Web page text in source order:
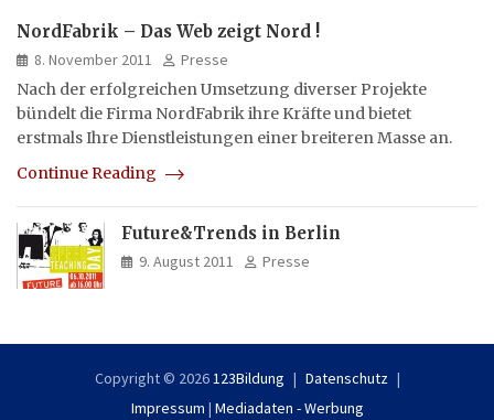
NordFabrik – Das Web zeigt Nord !
8. November 2011
Presse
Nach der erfolgreichen Umsetzung diverser Projekte
bündelt die Firma NordFabrik ihre Kräfte und bietet
erstmals Ihre Dienstleistungen einer breiteren Masse an.
Continue Reading
Future&Trends in Berlin
9. August 2011 Presse
Copyright © 2026123Bildung
Datenschutz
Impressum | Mediadaten - Werbung